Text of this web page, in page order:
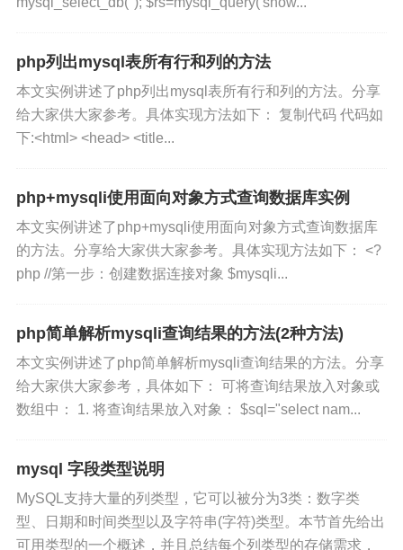
php列出mysql表所有行和列的方法
本文实例讲述了php列出mysql表所有行和列的方法。分享
给大家供大家参考。具体实现方法如下： 复制代码 代码如
下:<html> <head> <title...
php+mysqli使用面向对象方式查询数据库实例
本文实例讲述了php+mysqli使用面向对象方式查询数据库
的方法。分享给大家供大家参考。具体实现方法如下： <?
php //第一步：创建数据连接对象 $mysqli...
php简单解析mysqli查询结果的方法(2种方法)
本文实例讲述了php简单解析mysqli查询结果的方法。分享
给大家供大家参考，具体如下： 可将查询结果放入对象或
数组中： 1. 将查询结果放入对象： $sql="select nam...
mysql 字段类型说明
MySQL支持大量的列类型，它可以被分为3类：数字类
型、日期和时间类型以及字符串(字符)类型。本节首先给出
可用类型的一个概述，并且总结每个列类型的存储需求，